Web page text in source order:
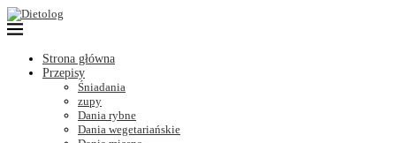
Strona główna
Przepisy
Śniadania
zupy
Dania rybne
Dania wegetariańskie